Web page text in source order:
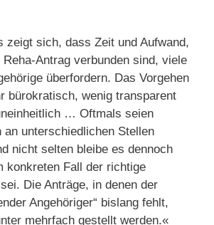
zeigt sich, dass Zeit und Aufwand,
Antrag verbunden sind, viele
überfordern. Das Vorgehen
bürokratisch, wenig transparent
… Oftmals seien
an unterschiedlichen Stellen
nicht selten bleibe es dennoch
konkreten Fall der richtige
Die Anträge, in denen der
Angehöriger“ bislang fehlt,
mehrfach gestellt werden.«